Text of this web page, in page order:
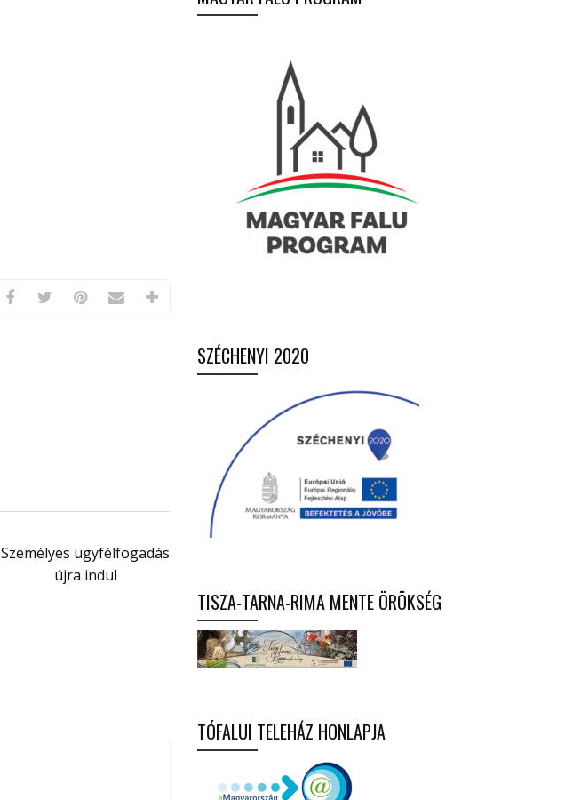
Személyes ügyfélfogadás
újra indul
SZÉCHENYI 2020
TISZA-TARNA-RIMA MENTE ÖRÖKSÉG
TÓFALUI TELEHÁZ HONLAPJA